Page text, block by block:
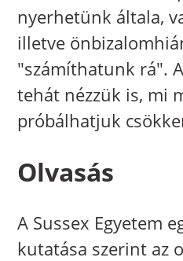
nyerhetünk általa,
illetve
"számíthatunk rá".
tehát nézzük is, mi
próbálhatjuk
Olvasás
A Sussex Egyetem
kutatása szerint az